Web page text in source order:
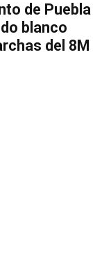
de Puebla
blanco
del 8M